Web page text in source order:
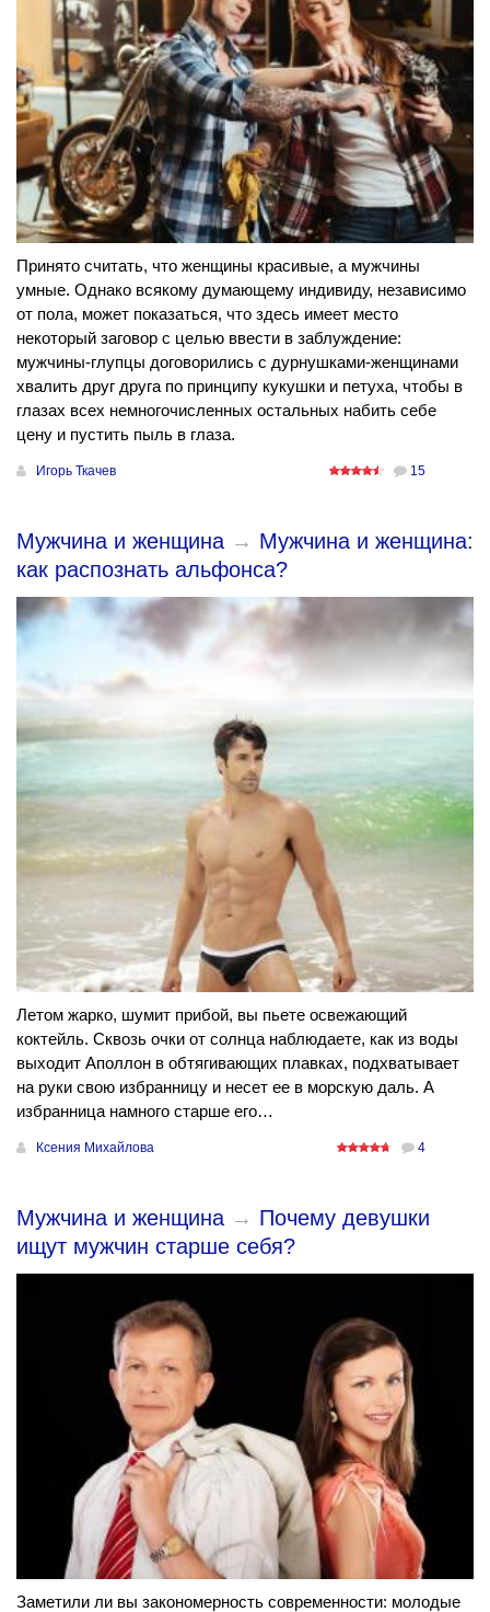
Принято считать, что женщины красивые, а мужчины
умные. Однако всякому думающему индивиду, независимо
от пола, может показаться, что здесь имеет место
некоторый заговор с целью ввести в заблуждение:
мужчины-глупцы договорились с дурнушками-женщинами
хвалить друг друга по принципу кукушки и петуха, чтобы в
глазах всех немногочисленных остальных набить себе
цену и пустить пыль в глаза.
Игорь Ткачев 15
Мужчина и женщина → Мужчина и женщина:
как распознать альфонса?
Летом жарко, шумит прибой, вы пьете освежающий
коктейль. Сквозь очки от солнца наблюдаете, как из воды
выходит Аполлон в обтягивающих плавках, подхватывает
на руки свою избранницу и несет ее в морскую даль. А
избранница намного старше его…
Ксения Михайлова 4
Мужчина и женщина → Почему девушки
ищут мужчин старше себя?
Заметили ли вы закономерность современности: молодые